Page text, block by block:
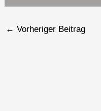
← Vorheriger Beitrag